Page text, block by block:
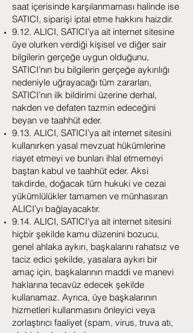
saat içerisinde karşılanmaması halinde ise
SATICI, siparişi iptal etme hakkını haizdir.
9.12. ALICI, SATICI’ya ait internet sitesine
üye olurken verdiği kişisel ve diğer sair
bilgilerin gerçeğe uygun olduğunu,
SATICI’nın bu bilgilerin gerçeğe aykırılığı
nedeniyle uğrayacağı tüm zararları,
SATICI’nın ilk bildirimi üzerine derhal,
nakden ve defaten tazmin edeceğini
beyan ve taahhüt eder.
9.13. ALICI, SATICI’ya ait internet sitesini
kullanırken yasal mevzuat hükümlerine
riayet etmeyi ve bunları ihlal etmemeyi
baştan kabul ve taahhüt eder. Aksi
takdirde, doğacak tüm hukuki ve cezai
yükümlülükler tamamen ve münhasıran
ALICI’yı bağlayacaktır.
9.14. ALICI, SATICI’ya ait internet sitesini
hiçbir şekilde kamu düzenini bozucu,
genel ahlaka aykırı, başkalarını rahatsız ve
taciz edici şekilde, yasalara aykırı bir
amaç için, başkalarının maddi ve manevi
haklarına tecavüz edecek şekilde
kullanamaz. Ayrıca, üye başkalarının
hizmetleri kullanmasını önleyici veya
zorlaştırıcı faaliyet (spam, virus, truva atı,